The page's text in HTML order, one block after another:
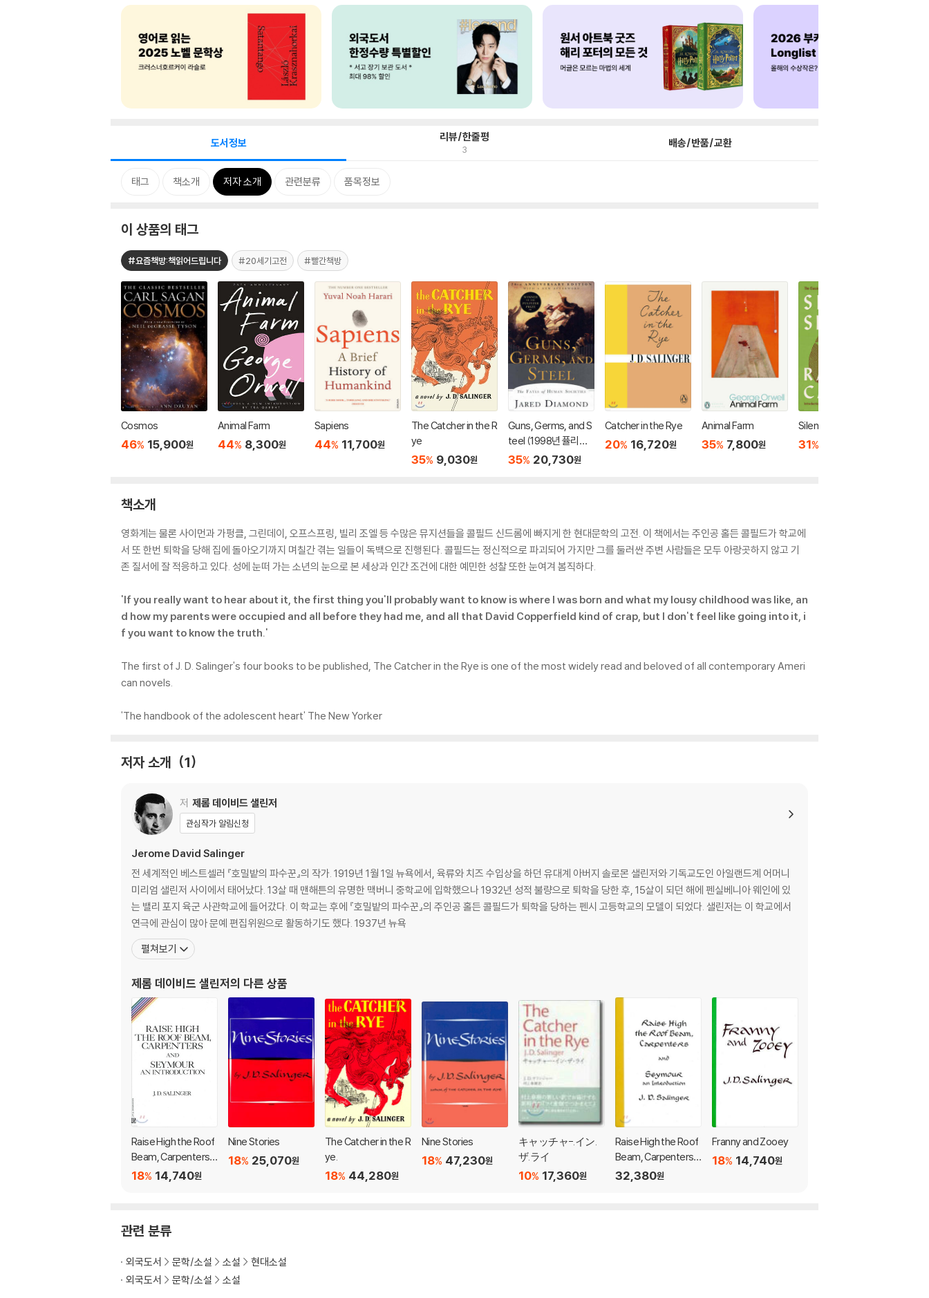
도서정보 리뷰/한줄평
3 배송/반품/교환
태그 책소개 저자 소개 관련분류 품목정보
이 상품의 태그
#요즘책방:책읽어드립니다 #20세기고전 #빨간책방
Cosmos
46% 15,900원
Animal Farm
44% 8,300원
Sapiens
44% 11,700원
The Catcher in the R
ye
35% 9,030원
Guns, Germs, and S
teel (1998년 퓰리처
상 수상작 / 20주년 기
35% 20,730원
Catcher in the Rye
20% 16,720원
Animal Farm
35% 7,800원
Silent Spring
31%
책소개
영화계는 물론 사이먼과 가펑클, 그린데이, 오프스프링, 빌리 조엘 등 수많은 뮤지션들을 콜필드 신드롬에 빠지게 한 현대문학의 고전. 이 책에서는 주인공 홀든 콜필드가 학교에
서 또 한번 퇴학을 당해 집에 돌아오기까지 며칠간 겪는 일들이 독백으로 진행된다. 콜필드는 정신적으로 파괴되어 가지만 그를 둘러싼 주변 사람들은 모두 아랑곳하지 않고 기
존 질서에 잘 적응하고 있다. 성에 눈떠 가는 소년의 눈으로 본 세상과 인간 조건에 대한 예민한 성찰 또한 눈여겨 봄직하다.
'If you really want to hear about it, the first thing you'll probably want to know is where I was born and what my lousy childhood was like, an
d how my parents were occupied and all before they had me, and all that David Copperfield kind of crap, but I don't feel like going into it, i
f you want to know the truth.'
The first of J. D. Salinger's four books to be published, The Catcher in the Rye is one of the most widely read and beloved of all contemporary Ameri
can novels.
'The handbook of the adolescent heart' The New Yorker
저자 소개 1
저 제롬 데이비드 샐린저
관심작가 알림신청
Jerome David Salinger
전 세계적인 베스트셀러 『호밀밭의 파수꾼』의 작가. 1919년 1월 1일 뉴욕에서, 육류와 치즈 수입상을 하던 유대계 아버지 솔로몬 샐린저와 기독교도인 아일랜드계 어머니
미리엄 샐린저 사이에서 태어났다. 13살 때 맨해튼의 유명한 맥버니 중학교에 입학했으나 1932년 성적 불량으로 퇴학을 당한 후, 15살이 되던 해에 펜실베니아 웨인에 있
는 밸리 포지 육군 사관학교에 들어갔다. 이 학교는 후에 『호밀밭의 파수꾼』의 주인공 홀든 콜필드가 퇴학을 당하는 펜시 고등학교의 모델이 되었다. 샐린저는 이 학교에서
연극에 관심이 많아 문예 편집위원으로 활동하기도 했다. 1937년 뉴욕
펼쳐보기
제롬 데이비드 샐린저의 다른 상품
Raise High the Roof
Beam, Carpenters a
nd Seymour: An Intr
14,740원
18%
Nine Stories
25,070원
18%
The Catcher in the R
ye.
44,280원
18%
Nine Stories
47,230원
18%
キャッチャ-.イン.
ザ.ライ
17,360원
10%
Raise High the Roof
Beam, Carpenters a
nd Seymour: An Intr
32,380원
Franny and Zooey
14,740원
18%
관련 분류
외국도서 문학/소설 소설
현대소설
외국도서
문학/소설 소설